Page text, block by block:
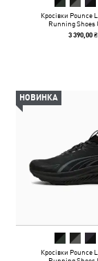
Кросівки Pounce
Running Shoes
3 390,00 ₴
НОВИНКА
Кросівки Pounce